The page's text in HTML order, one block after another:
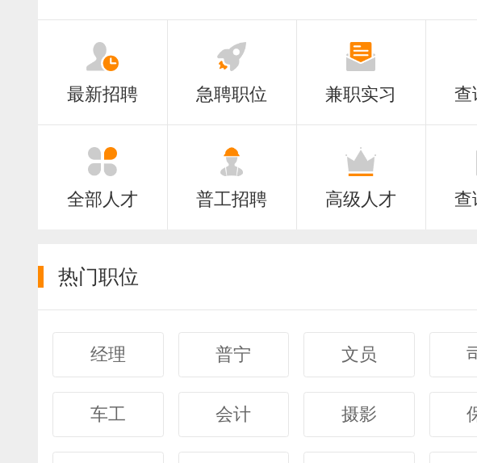
最新招聘 急聘职位 兼职实习 查
全部人才 普工招聘 高级人才 查
热门职位
经理 普宁 文员
车工 会计 摄影